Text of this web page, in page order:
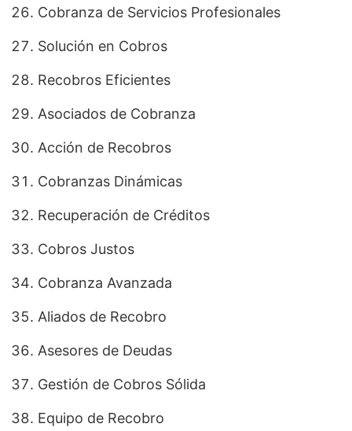
Cobranza de Servicios Profesionales
Solución en Cobros
Recobros Eficientes
Asociados de Cobranza
Acción de Recobros
Cobranzas Dinámicas
Recuperación de Créditos
Cobros Justos
Cobranza Avanzada
Aliados de Recobro
Asesores de Deudas
Gestión de Cobros Sólida
Equipo de Recobro